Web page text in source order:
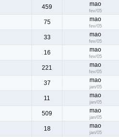
459 mao
fev/05
75 mao
fev/05
33 mao
fev/05
16 mao
fev/05
221 mao
fev/05
37 mao
jan/05
11 mao
jan/05
509 mao
jan/05
18 mao
jan/05